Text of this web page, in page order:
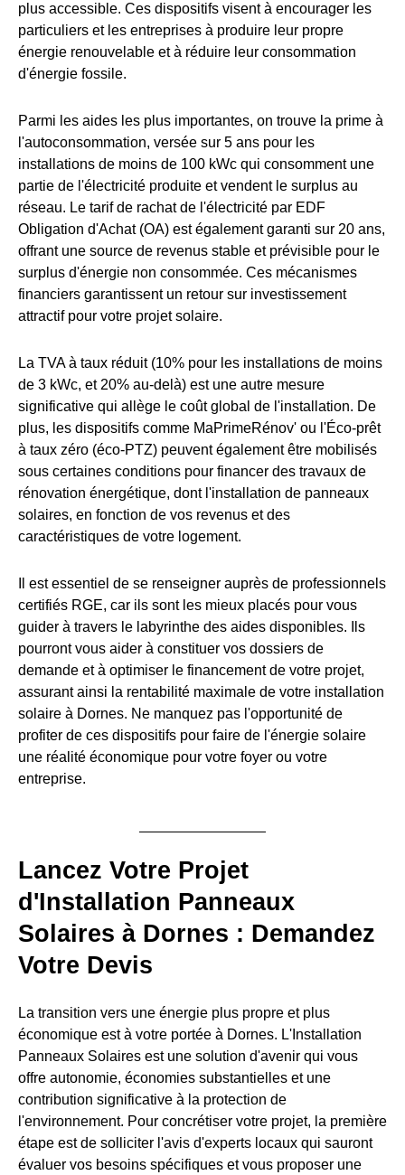
plus accessible. Ces dispositifs visent à encourager les
particuliers et les entreprises à produire leur propre
énergie renouvelable et à réduire leur consommation
d'énergie fossile.
Parmi les aides les plus importantes, on trouve la prime à
l'autoconsommation, versée sur 5 ans pour les
installations de moins de 100 kWc qui consomment une
partie de l'électricité produite et vendent le surplus au
réseau. Le tarif de rachat de l'électricité par EDF
Obligation d'Achat (OA) est également garanti sur 20 ans,
offrant une source de revenus stable et prévisible pour le
surplus d'énergie non consommée. Ces mécanismes
financiers garantissent un retour sur investissement
attractif pour votre projet solaire.
La TVA à taux réduit (10% pour les installations de moins
de 3 kWc, et 20% au-delà) est une autre mesure
significative qui allège le coût global de l'installation. De
plus, les dispositifs comme MaPrimeRénov' ou l'Éco-prêt
à taux zéro (éco-PTZ) peuvent également être mobilisés
sous certaines conditions pour financer des travaux de
rénovation énergétique, dont l'installation de panneaux
solaires, en fonction de vos revenus et des
caractéristiques de votre logement.
Il est essentiel de se renseigner auprès de professionnels
certifiés RGE, car ils sont les mieux placés pour vous
guider à travers le labyrinthe des aides disponibles. Ils
pourront vous aider à constituer vos dossiers de
demande et à optimiser le financement de votre projet,
assurant ainsi la rentabilité maximale de votre installation
solaire à Dornes. Ne manquez pas l'opportunité de
profiter de ces dispositifs pour faire de l'énergie solaire
une réalité économique pour votre foyer ou votre
entreprise.
Lancez Votre Projet
d'Installation Panneaux
Solaires à Dornes : Demandez
Votre Devis
La transition vers une énergie plus propre et plus
économique est à votre portée à Dornes. L'Installation
Panneaux Solaires est une solution d'avenir qui vous
offre autonomie, économies substantielles et une
contribution significative à la protection de
l'environnement. Pour concrétiser votre projet, la première
étape est de solliciter l'avis d'experts locaux qui sauront
évaluer vos besoins spécifiques et vous proposer une